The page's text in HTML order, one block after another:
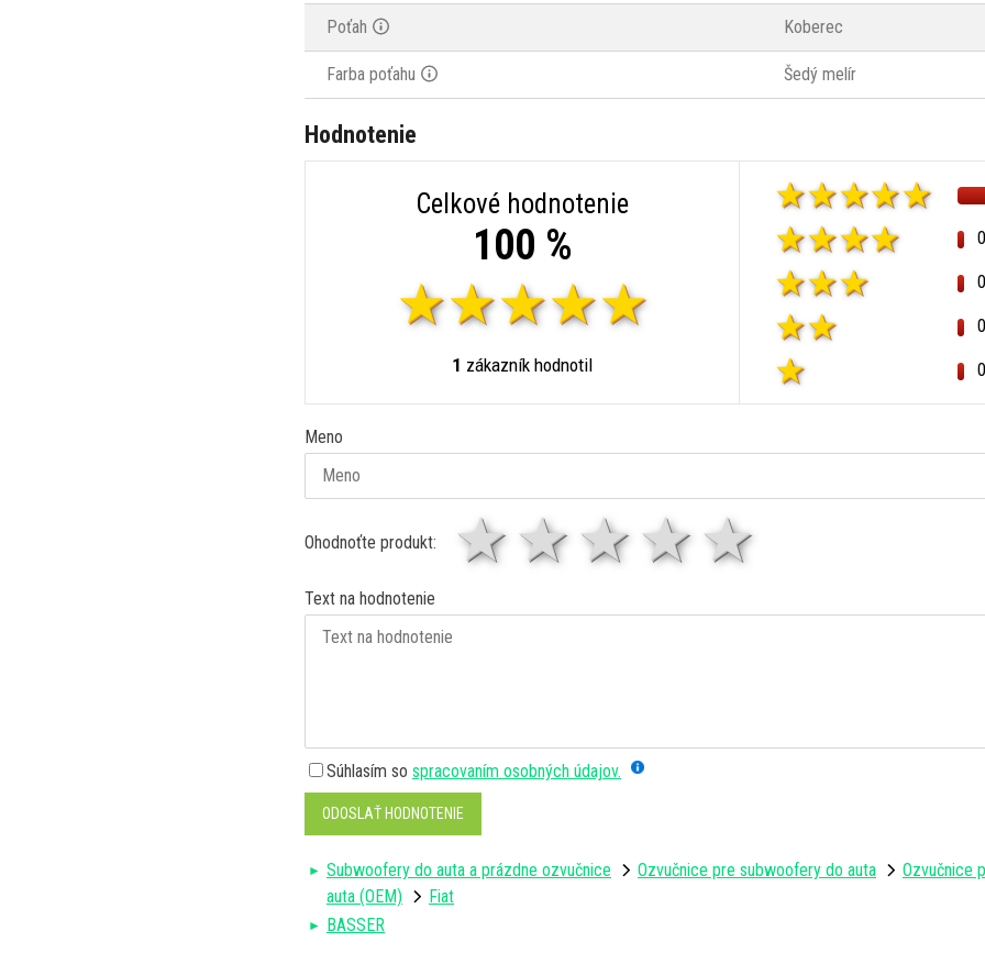
Poťah Koberec
Farba poťahu Šedý melír
Hodnotenie
Celkové hodnotenie
100 %
1 zákazník hodnotil
Meno
Ohodnoťte produkt: 4 hviezdy
3 hviezdy
2 hviezdy
1 hviezda
Text na hodnotenie
Súhlasím so spracovaním osobných údajov.
ODOSLAŤ HODNOTENIE
Subwoofery do auta a prázdne ozvučnice Ozvučnice pre subwoofery do auta
Ozvučnice
auta (OEM)
Fiat
BASSER